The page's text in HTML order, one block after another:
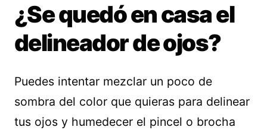
¿Se quedó en casa el
delineador de ojos?
Puedes intentar mezclar un poco de
sombra del color que quieras para delinear
tus ojos y humedecer el pincel o brocha